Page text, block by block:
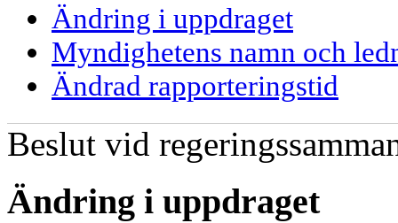
Ändring i uppdraget
Myndighetens namn och
Ändrad rapporteringstid
Beslut vid
Ändring i uppdraget